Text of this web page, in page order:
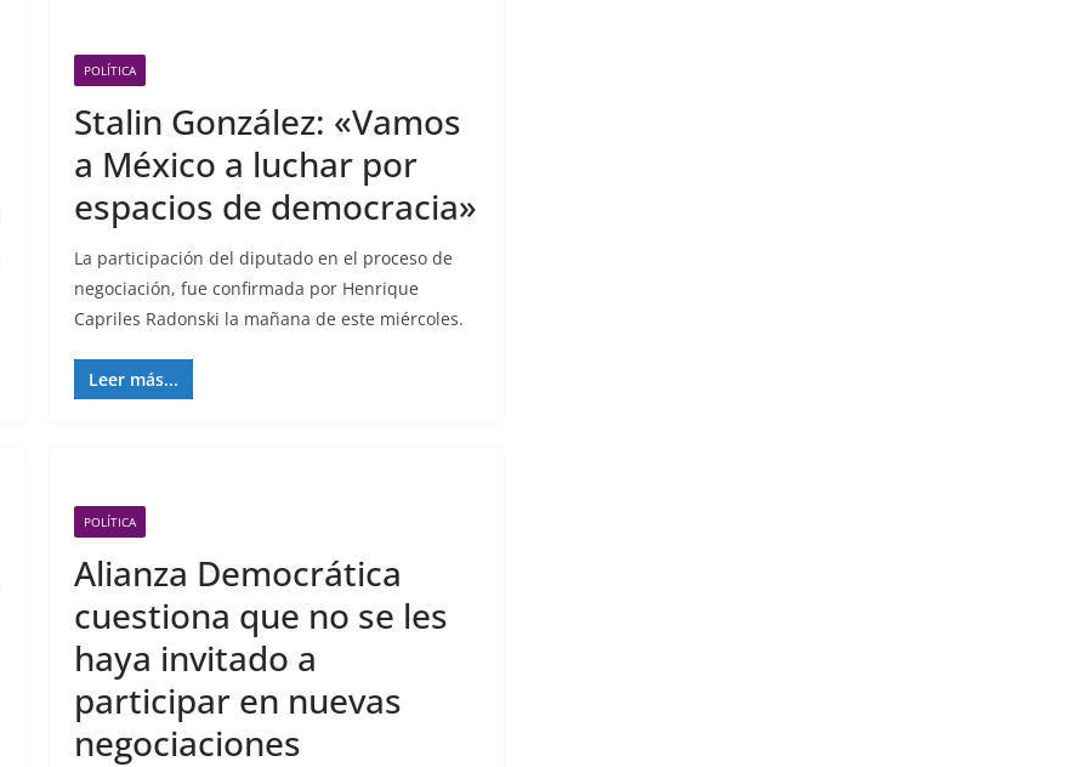
POLÍTICA
Stalin González: «Vamos
a México a luchar por
espacios de democracia»
La participación del diputado en el proceso de
negociación, fue confirmada por Henrique
Capriles Radonski la mañana de este miércoles.
Leer más...
POLÍTICA
Alianza Democrática
cuestiona que no se les
haya invitado a
participar en nuevas
negociaciones